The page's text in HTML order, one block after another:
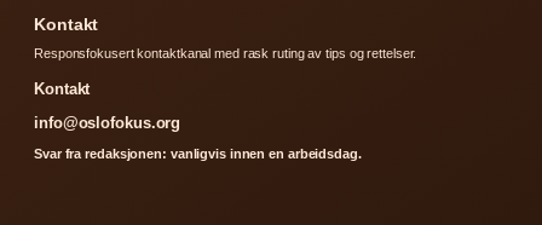
Kontakt
Responsfokusert kontaktkanal med rask ruting av tips og rettelser.
Kontakt
info@oslofokus.org
Svar fra redaksjonen: vanligvis innen en arbeidsdag.